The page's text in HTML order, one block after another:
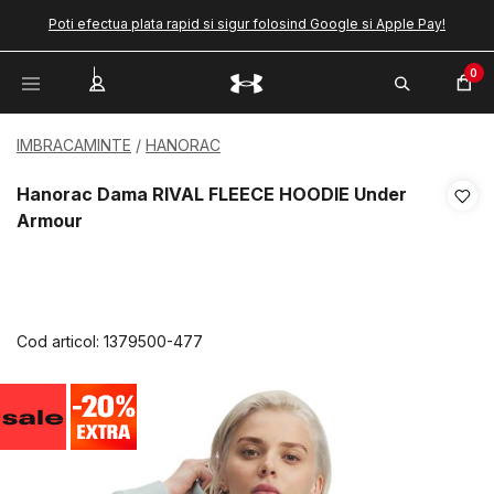
Poti efectua plata rapid si sigur folosind Google si Apple Pay!
0
IMBRACAMINTE HANORAC
Hanorac Dama RIVAL FLEECE HOODIE Under
Armour
Cod articol: 1379500-477